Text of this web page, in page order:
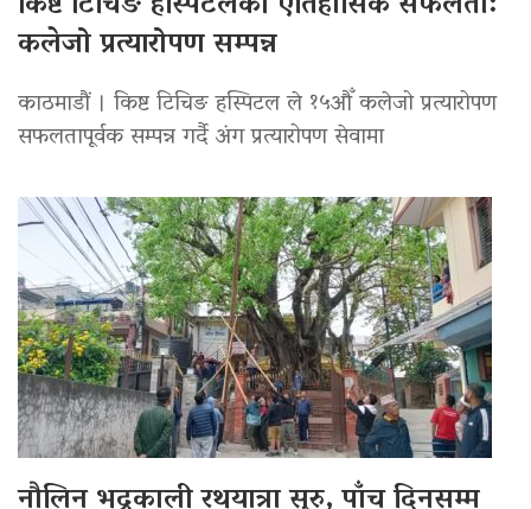
कलेजो प्रत्यारोपण सम्पन्न
काठमाडौं । किष्ट टिचिङ हस्पिटल ले १५औँ कलेजो प्रत्यारोपण
सफलतापूर्वक सम्पन्न गर्दै अंग प्रत्यारोपण सेवामा